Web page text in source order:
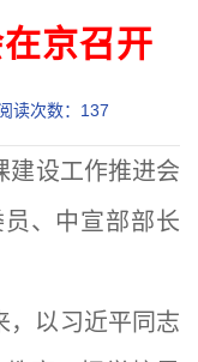
京召开
读次数： 137
建设工作推进会
、中宣部部长
，以习近平同志